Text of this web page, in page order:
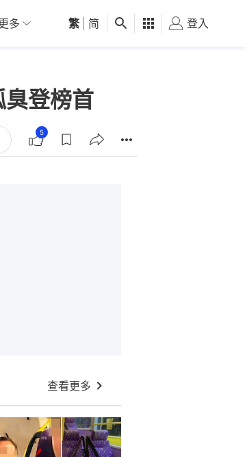
01深圳 觀點 健康 好食玩飛
多 繁 简 登入
登榜首
5
查看更多